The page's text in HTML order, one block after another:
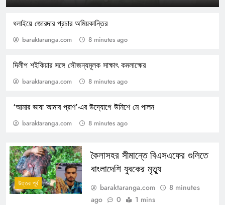
ধলাইয়ে জোরদার প্রচার অমিয়কান্তির
baraktaranga.com 8 minutes ago
দিলীপ শইকিয়ার সঙ্গে সৌজন্যমূলক সাক্ষাৎ কমলাক্ষের
baraktaranga.com 8 minutes ago
‘আমার ভাষা আমার প্রাণ’-এর উদ্যোগে উনিশে মে পালন
baraktaranga.com 8 minutes ago
উত্তর পূর্ব
কৈলাসহর সীমান্তে বিএসএফের গুলিতে
বাংলাদেশি যুবকের মৃত্যু
baraktaranga.com
8 minutes
ago
0 1 mins